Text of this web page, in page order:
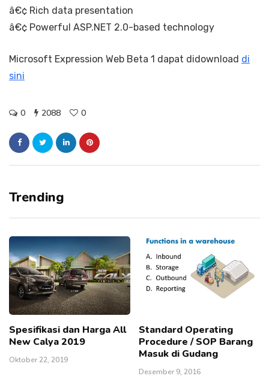
â€¢ Rich data presentation
â€¢ Powerful ASP.NET 2.0-based technology
Microsoft Expression Web Beta 1 dapat didownload di
sini
0 2088 0
Trending
Spesifikasi dan Harga All
New Calya 2019
Oktober 22, 2019
Standard Operating
Procedure / SOP Barang
Masuk di Gudang
Desember 9, 2016